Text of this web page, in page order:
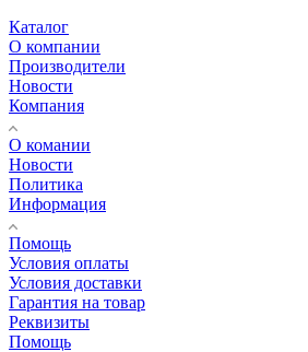
Каталог
О компании
Производители
Новости
Компания
О комании
Новости
Политика
Информация
Помощь
Условия оплаты
Условия доставки
Гарантия на товар
Реквизиты
Помощь